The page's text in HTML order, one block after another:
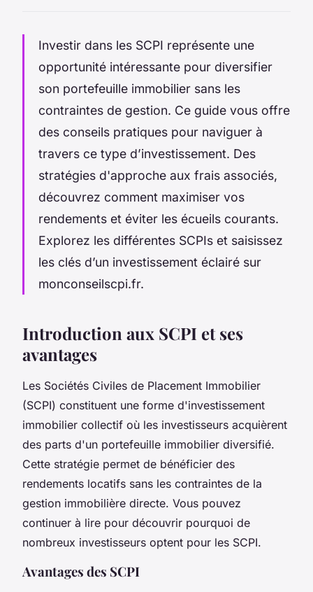
Investir dans les SCPI représente une
opportunité intéressante pour diversifier
son portefeuille immobilier sans les
contraintes de gestion. Ce guide vous offre
des conseils pratiques pour naviguer à
travers ce type d’investissement. Des
stratégies d'approche aux frais associés,
découvrez comment maximiser vos
rendements et éviter les écueils courants.
Explorez les différentes SCPIs et saisissez
les clés d’un investissement éclairé sur
monconseilscpi.fr.
Introduction aux SCPI et ses
avantages
Les Sociétés Civiles de Placement Immobilier
(SCPI) constituent une forme d'investissement
immobilier collectif où les investisseurs acquièrent
des parts d'un portefeuille immobilier diversifié.
Cette stratégie permet de bénéficier des
rendements locatifs sans les contraintes de la
gestion immobilière directe. Vous pouvez
continuer à lire pour découvrir pourquoi de
nombreux investisseurs optent pour les SCPI.
Avantages des SCPI